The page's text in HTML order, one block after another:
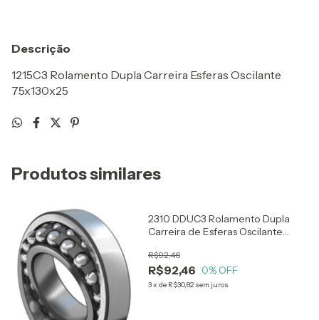
Descrição
1215C3 Rolamento Dupla Carreira Esferas Oscilante
75x130x25
Produtos similares
2310 DDUC3 Rolamento Dupla
Carreira de Esferas Oscilante
R$92,46
R$92,46
0% OFF
3x de R$30,82 sem juros